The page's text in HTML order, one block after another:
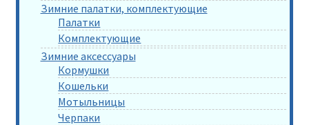
Зимние палатки, комплектующие
Палатки
Комплектующие
Зимние аксессуары
Кормушки
Кошельки
Мотыльницы
Черпаки